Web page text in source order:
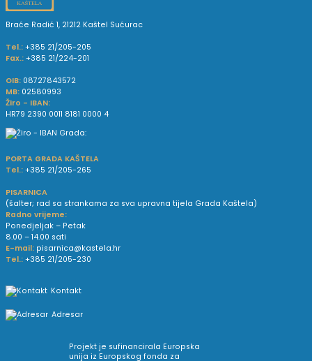
Braće Radić 1, 21212 Kaštel Sućurac
Tel.: +385 21/205-205
Fax.: +385 21/224-201
OIB: 08727843572
MB: 02580993
Žiro - IBAN:
HR79 2390 0011 8181 0000 4
PORTA GRADA KAŠTELA
Tel.: +385 21/205-265
PISARNICA
(šalter; rad sa strankama za sva upravna tijela Grada Kaštela)
Radno vrijeme:
Ponedjeljak – Petak
8.00 – 14.00 sati
E-mail: pisarnica@kastela.hr
Tel.: +385 21/205-230
Kontakt
Adresar
Projekt je sufinancirala Europska
unija iz Europskog fonda za